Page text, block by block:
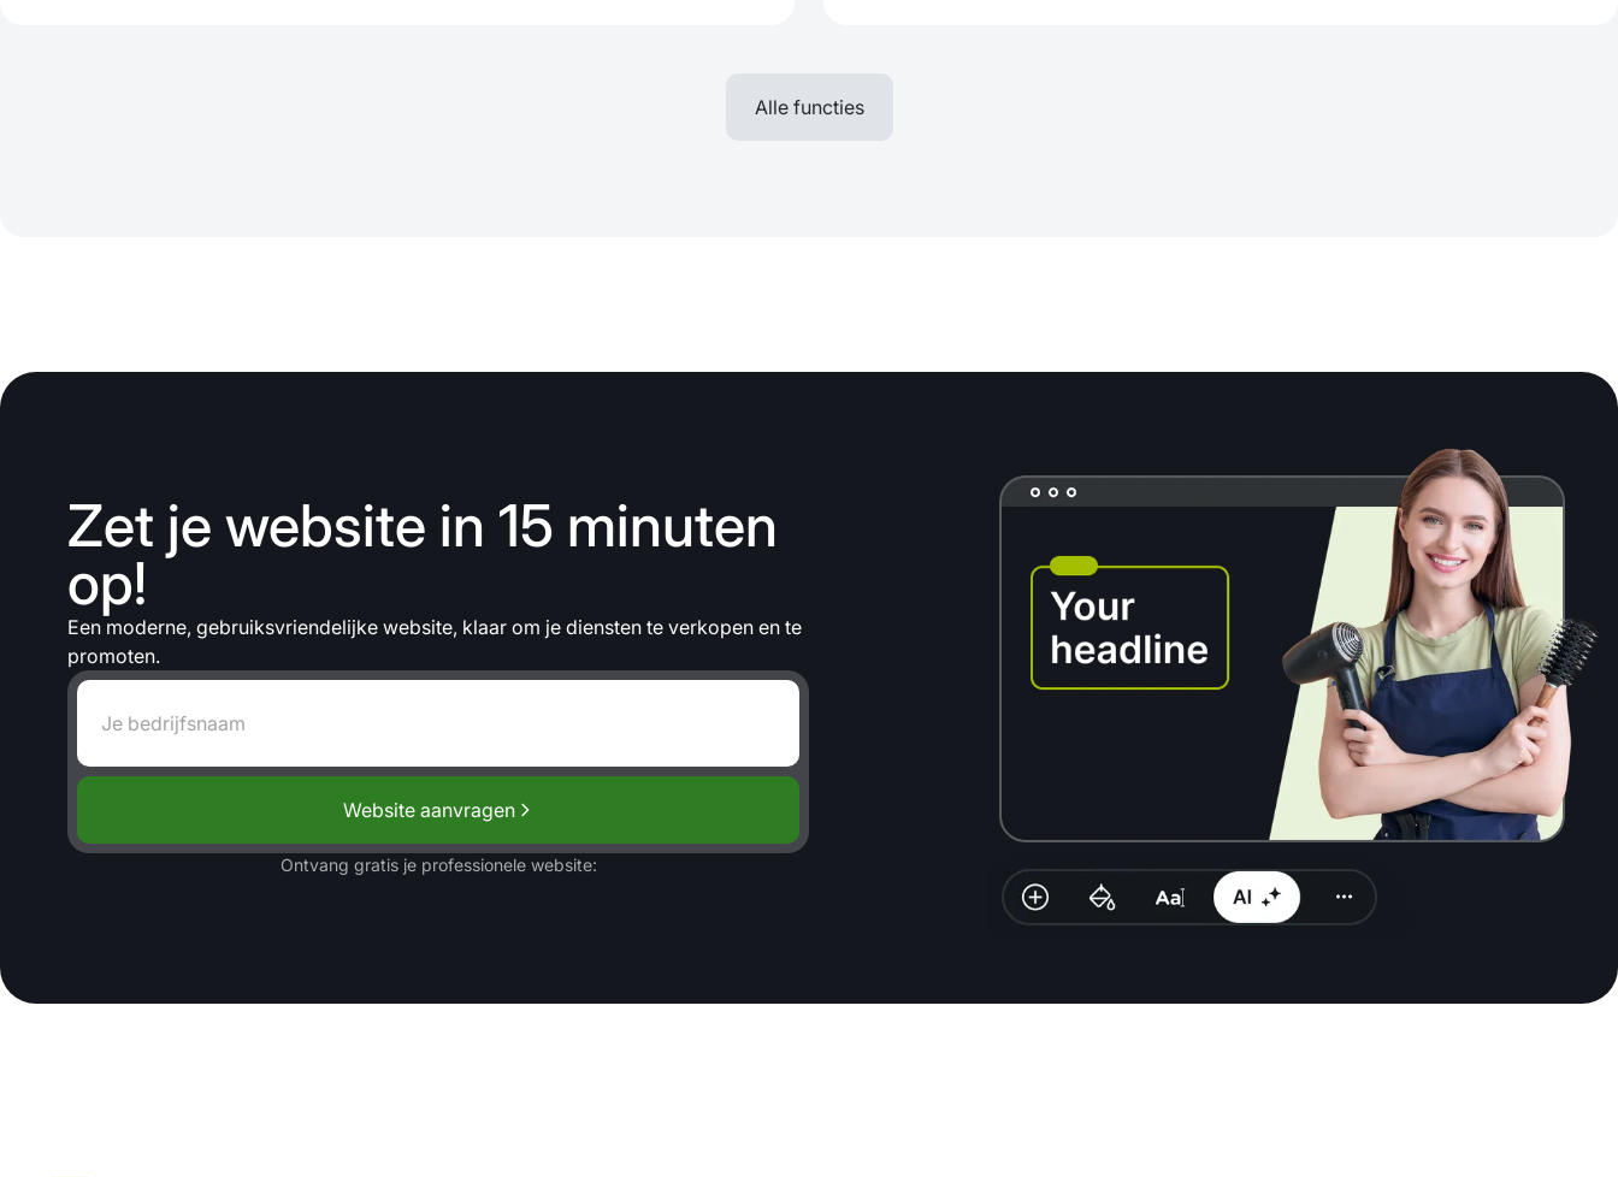
Alle functies
Zet je website in 15 minuten
op!
Een moderne, gebruiksvriendelijke website, klaar om je diensten te verkopen en te
promoten.
Website aanvragen
Ontvang gratis je professionele website: